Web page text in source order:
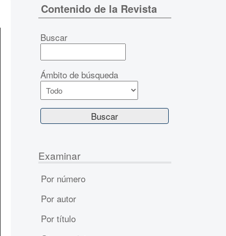
Contenido de la Revista
Buscar
Ámbito de búsqueda
Examinar
Por número
Por autor
Por título